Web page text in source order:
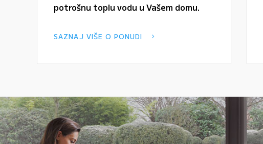
potrošnu toplu vodu u Vašem domu.
SAZNAJ VIŠE O PONUDI